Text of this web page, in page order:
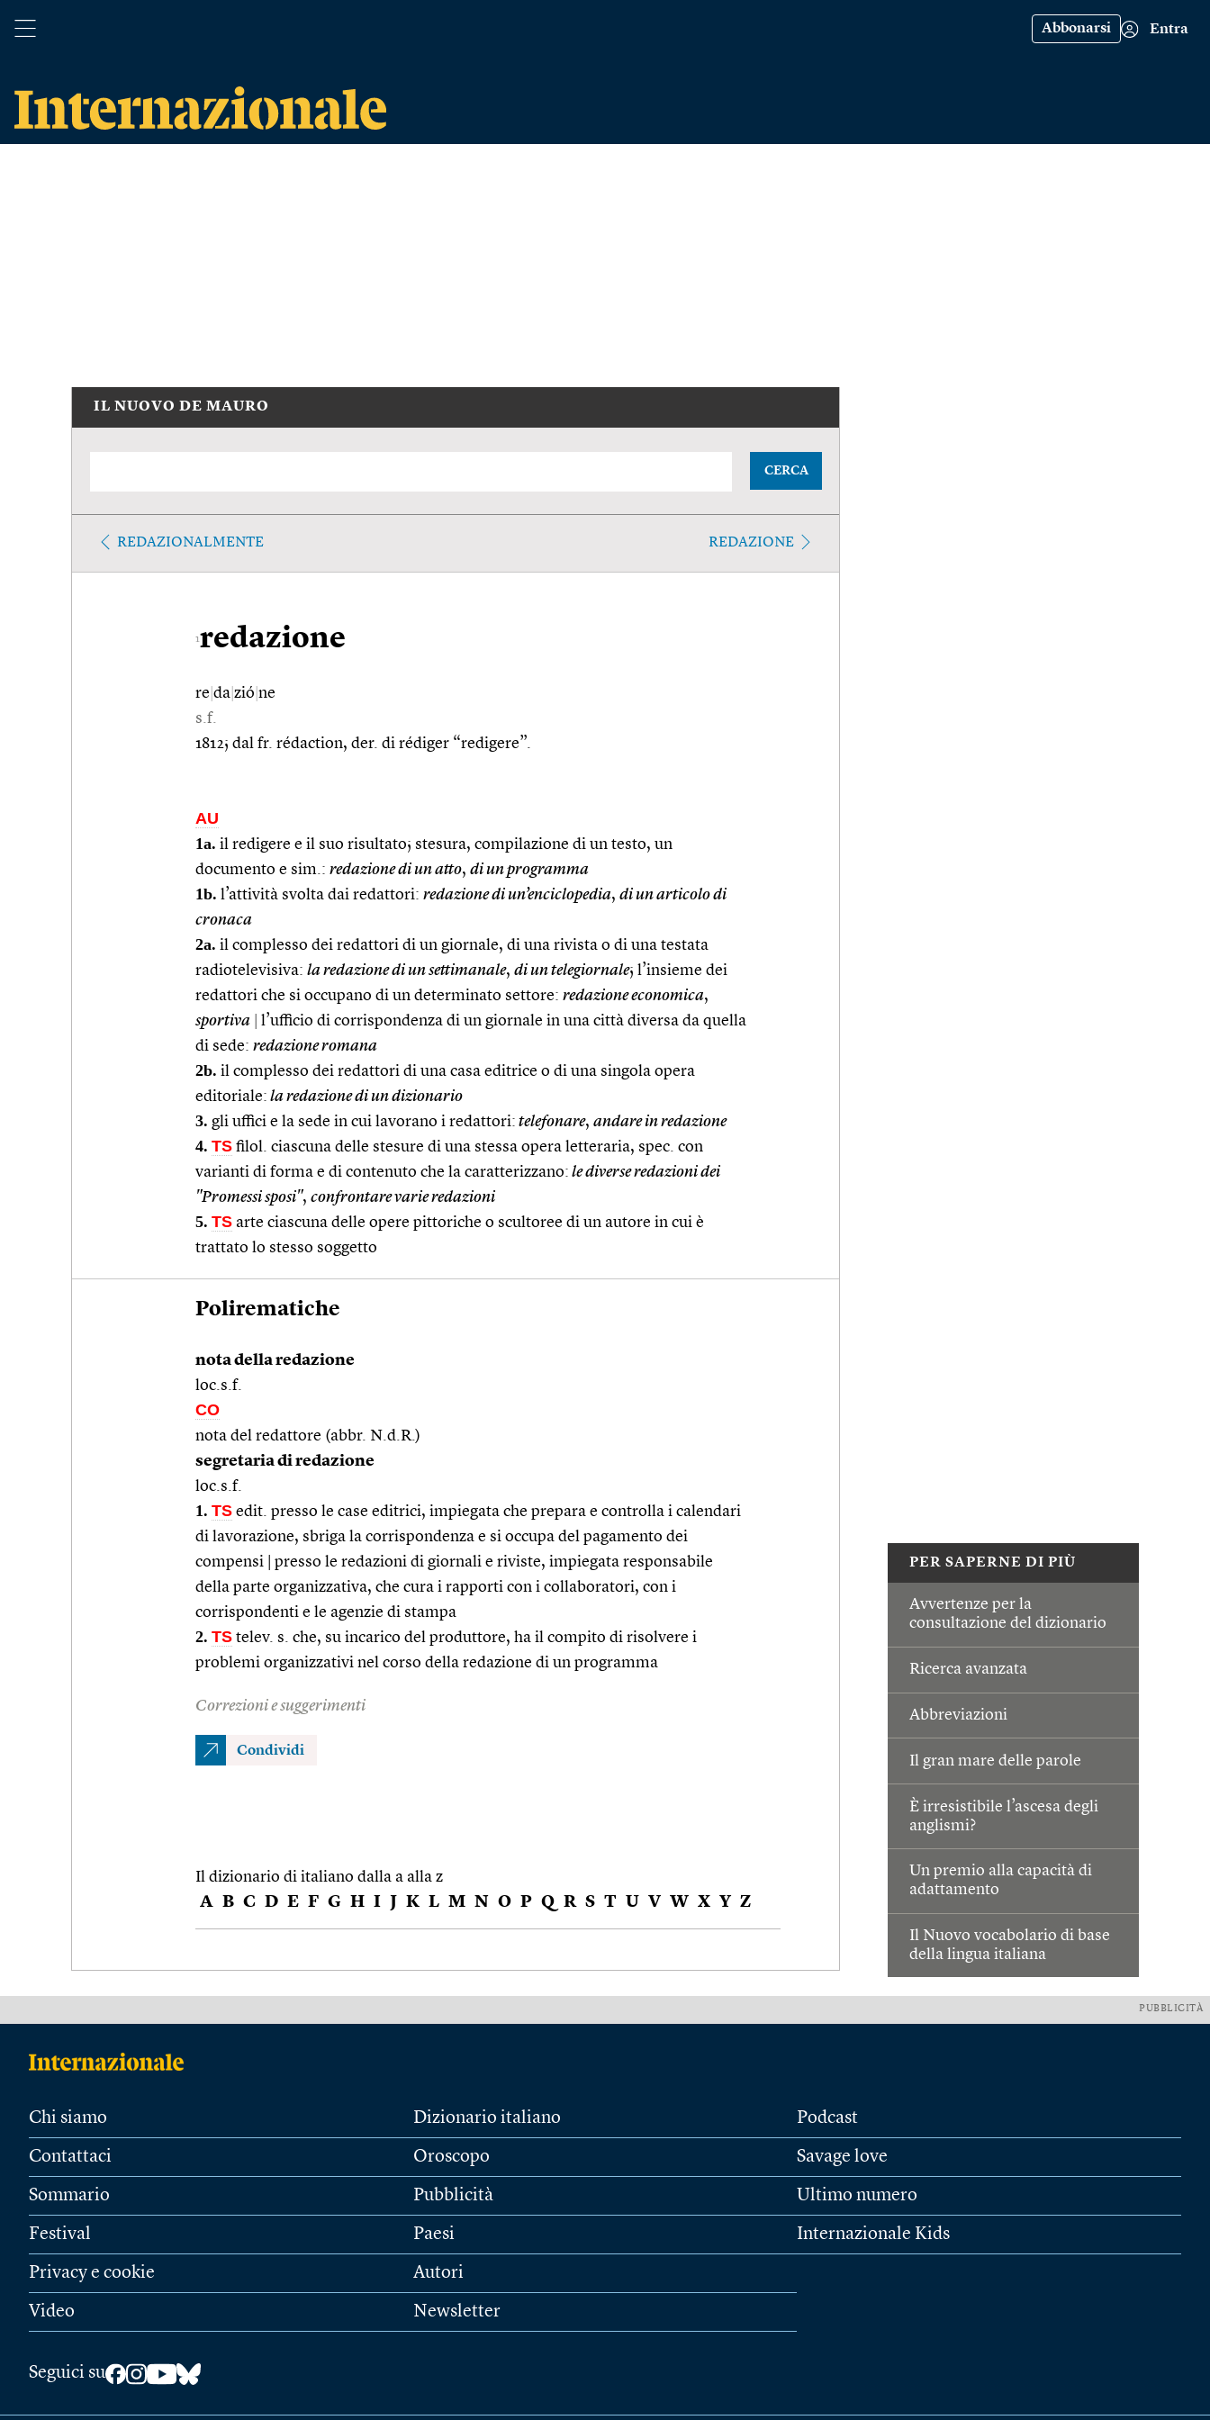
Abbonarsi Entra
PER SAPERNE DI PIÙ
Avvertenze per la
consultazione del dizionario
Ricerca avanzata
Abbreviazioni
Il gran mare delle parole
È irresistibile l’ascesa degli
anglismi?
Un premio alla capacità di
adattamento
Il Nuovo vocabolario di base
della lingua italiana
IL NUOVO DE MAURO
CERCA
REDAZIONALMENTE REDAZIONE
1redazione
re da zió ne
s.f.
1812; dal fr. rédaction, der. di rédiger “redigere”.
AU
1a. il redigere e il suo risultato; stesura, compilazione di un testo, un
documento e sim.: redazione di un atto, di un programma
1b. l’attività svolta dai redattori: redazione di un’enciclopedia, di un articolo di
cronaca
2a. il complesso dei redattori di un giornale, di una rivista o di una testata
radiotelevisiva: la redazione di un settimanale, di un telegiornale; l’insieme dei
redattori che si occupano di un determinato settore: redazione economica,
sportiva
l’ufficio di corrispondenza di un giornale in una città diversa da quella
di sede: redazione romana
2b. il complesso dei redattori di una casa editrice o di una singola opera
editoriale: la redazione di un dizionario
3. gli uffici e la sede in cui lavorano i redattori: telefonare, andare in redazione
4. TS filol. ciascuna delle stesure di una stessa opera letteraria, spec. con
varianti di forma e di contenuto che la caratterizzano: le diverse redazioni dei
"Promessi sposi", confrontare varie redazioni
5. TS arte ciascuna delle opere pittoriche o scultoree di un autore in cui è
trattato lo stesso soggetto
Polirematiche
nota della redazione
loc.s.f.
CO
nota del redattore (abbr. N.d.R.)
segretaria di redazione
loc.s.f.
1. TS edit. presso le case editrici, impiegata che prepara e controlla i calendari
di lavorazione, sbriga la corrispondenza e si occupa del pagamento dei
compensi | presso le redazioni di giornali e riviste, impiegata responsabile
della parte organizzativa, che cura i rapporti con i collaboratori, con i
corrispondenti e le agenzie di stampa
2. TS telev. s. che, su incarico del produttore, ha il compito di risolvere i
problemi organizzativi nel corso della redazione di un programma
Correzioni e suggerimenti
Condividi
Il dizionario di italiano dalla a alla z
A B C D E F G H I J K L M N O P Q R S T U V W X Y Z
PUBBLICITÀ
Chi siamo
Contattaci
Sommario
Festival
Privacy e cookie
Video
Dizionario italiano
Oroscopo
Pubblicità
Paesi
Autori
Newsletter
Podcast
Savage love
Ultimo numero
Internazionale Kids
Seguici su